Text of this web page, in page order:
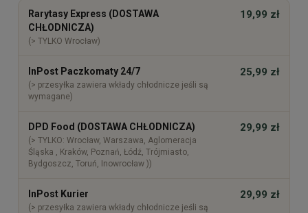
Cena nie zawiera ewentualnych kosztów płatności
Rarytasy Express (DOSTAWA
CHŁODNICZA)
(> TYLKO Wrocław)
19,99 zł
InPost Paczkomaty 24/7
(> przesyłka zawiera wkłady chłodnicze jeśli są
wymagane)
25,99 zł
DPD Food (DOSTAWA CHŁODNICZA)
(> TYLKO: Wrocław, Warszawa, Aglomeracja
Śląska , Kraków, Poznań, Łódź, Trójmiasto,
Bydgoszcz, Toruń, Inowrocław ))
29,99 zł
InPost Kurier
(> przesyłka zawiera wkłady chłodnicze jeśli są
29,99 zł